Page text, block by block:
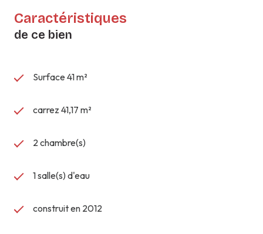
Caractéristiques
de ce bien
Surface 41 m²
carrez 41,17 m²
2 chambre(s)
1 salle(s) d'eau
construit en 2012